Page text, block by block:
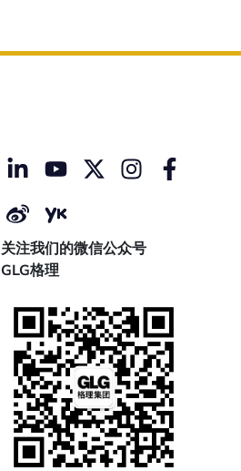
关注我们的微信公众号
GLG格理